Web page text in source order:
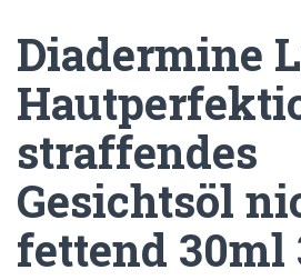
Diadermine
straffendes
Gesichtsöl
fettend 30ml